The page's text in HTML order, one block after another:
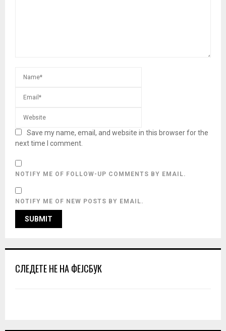
Save my name, email, and website in this browser for the
next time I comment.
NOTIFY ME OF FOLLOW-UP COMMENTS BY EMAIL.
NOTIFY ME OF NEW POSTS BY EMAIL.
СЛЕДЕТЕ НЕ НА ФЕЈСБУК